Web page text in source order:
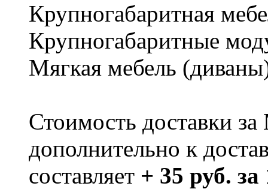
Крупногабаритная
Крупногабаритные
Мягкая мебель
Стоимость доставки
дополнительно к
составляет + 35 руб.